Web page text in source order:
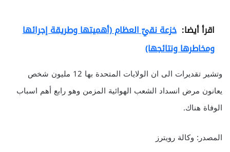
اقرأ أيضا: خزعة نقيّ العظام (أهميتها وطريقة إجرائها
ومخاطرها ونتائجها)
وتشير تقديرات الى ان الولايات المتحدة بها 12 مليون شخص
يعانون مرض انسداد الشعب الهوائية المزمن وهو رابع أهم اسباب
الوفاة هناك.
المصدر: وكالة رويترز